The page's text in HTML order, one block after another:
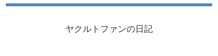
ヤクルトファンの日記